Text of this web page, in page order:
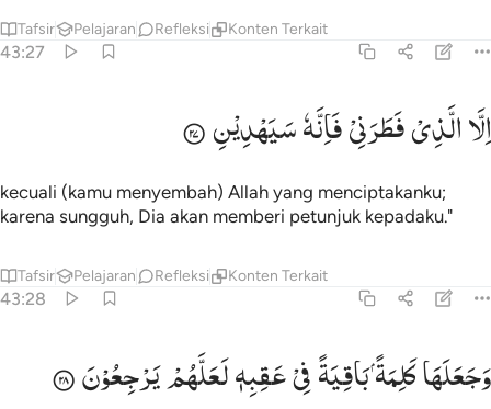
Tafsir Pelajaran Refleksi Konten Terkait
43:27
الا الذي فطرني فانه سيهدين ٢٧
إِلَّا ٱلَّذِى فَطَرَنِى فَإِنَّهُۥ سَيَهْدِينِ ٢٧
اِلَّاالَّذِیْفَطَرَنِیْفَاِنَّهٗسَیَهْدِیْنِ
kecuali (kamu menyembah) Allah yang menciptakanku;
karena sungguh, Dia akan memberi petunjuk kepadaku."
Tafsir Pelajaran Refleksi Konten Terkait
43:28
وجعلها كلمة باقية في عقبه لعلهم يرجعون ٢٨
وَجَعَلَهَا كَلِمَةًۢ بَاقِيَةًۭ فِى عَقِبِهِۦ لَعَلَّهُمْ يَرْجِعُونَ ٢٨
وَجَعَلَهَاكَلِمَةًبَاقِیَةًفِیْعَقِبِهٖلَعَلَّهُمْیَرْجِعُوْنَ